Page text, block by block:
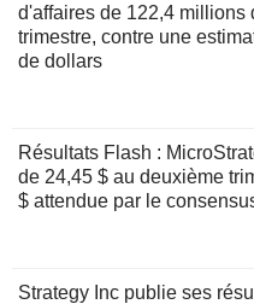
d'affaires de 122,4 millions
trimestre, contre une
de dollars
Résultats Flash :
de 24,45 $ au deuxième
$ attendue par le
Strategy Inc publie ses